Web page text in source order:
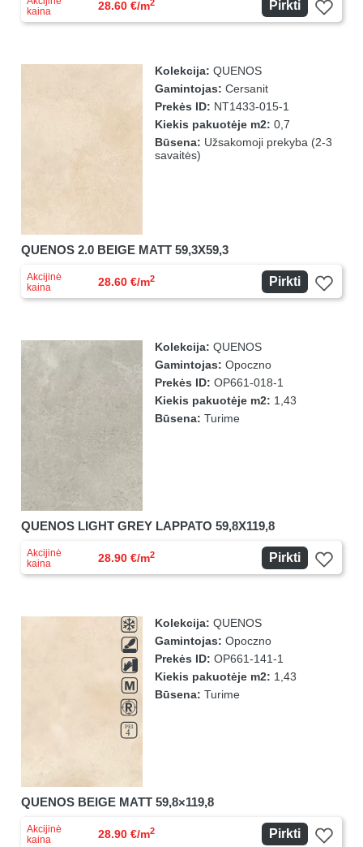
kaina
28.60 €/m2 Pirkti
Kolekcija: QUENOS
Gamintojas: Cersanit
Prekės ID: NT1433-015-1
Kiekis pakuotėje m2: 0,7
Būsena: Užsakomoji prekyba (2-3
savaitės)
QUENOS 2.0 BEIGE MATT 59,3X59,3
Akcijinė
kaina
28.60 €/m2 Pirkti
Kolekcija: QUENOS
Gamintojas: Opoczno
Prekės ID: OP661-018-1
Kiekis pakuotėje m2: 1,43
Būsena: Turime
QUENOS LIGHT GREY LAPPATO 59,8X119,8
Akcijinė
kaina
28.90 €/m2 Pirkti
Kolekcija: QUENOS
Gamintojas: Opoczno
Prekės ID: OP661-141-1
Kiekis pakuotėje m2: 1,43
Būsena: Turime
QUENOS BEIGE MATT 59,8×119,8
Akcijinė
kaina
28.90 €/m2 Pirkti